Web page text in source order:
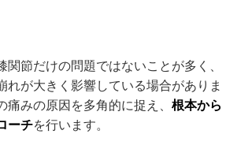
関節だけの問題ではないことが多く、
れが大きく影響している場合がありま
痛みの原因を多角的に捉え、根本から
ーチを行います。